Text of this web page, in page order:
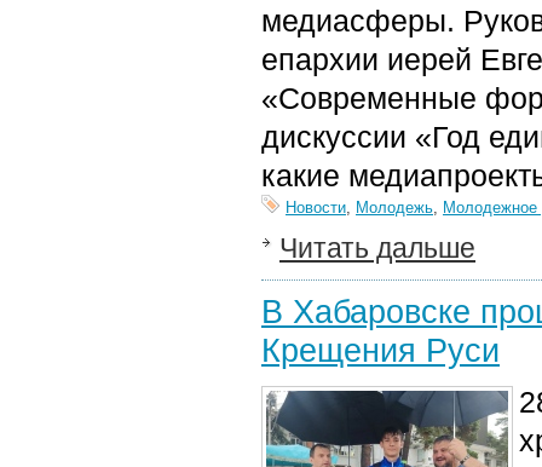
медиасферы.
епархии иерей
«Современные
дискуссии «Год
какие
Новости, Молодежь, Молодежное
Читать дальше
В Хабаровске
Крещения Руси